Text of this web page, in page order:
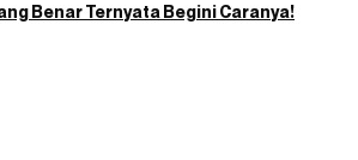
Benar Ternyata Begini Caranya!